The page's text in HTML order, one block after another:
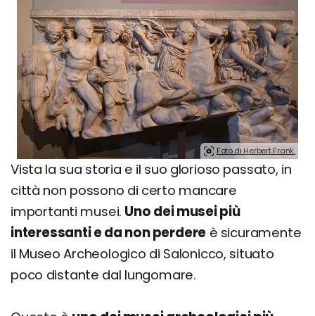
Foto di Herbert Frank.
Vista la sua storia e il suo glorioso passato, in
città non possono di certo mancare
importanti musei. Uno dei musei più
interessanti e da non perdere è sicuramente
il Museo Archeologico di Salonicco, situato
poco distante dal lungomare.